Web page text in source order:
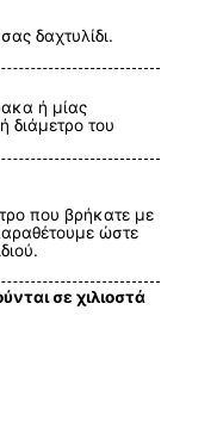
δαχτυλίδι.
ή μίας
διάμετρο του
που βρήκατε με
ώστε
σε χιλιοστά